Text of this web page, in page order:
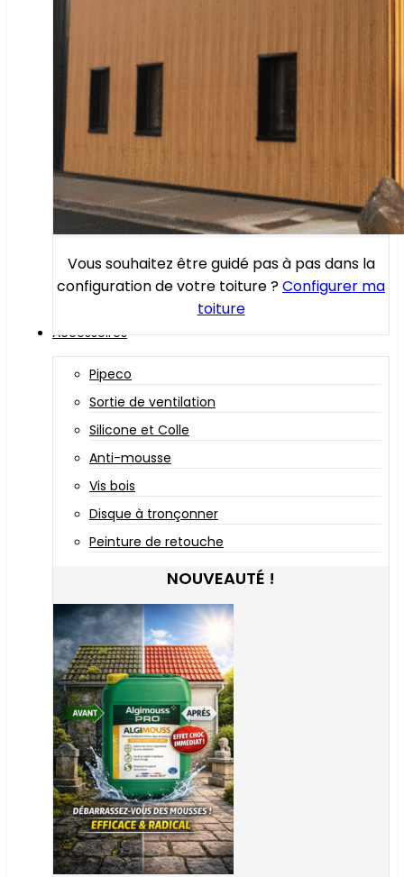
Vous souhaitez être guidé pas à pas dans la
configuration de votre toiture ?Configurer ma
toiture
Accessoires
Pipeco
Sortie de ventilation
Silicone et Colle
Anti-mousse
Vis bois
Disque à tronçonner
Peinture de retouche
NOUVEAUTÉ !